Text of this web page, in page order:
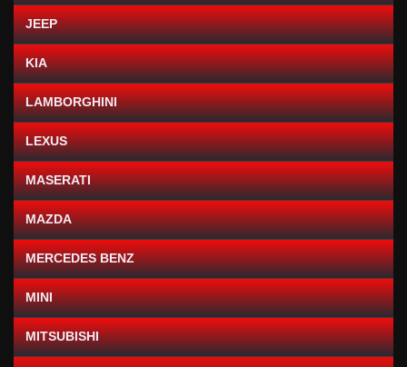
JEEP
KIA
LAMBORGHINI
LEXUS
MASERATI
MAZDA
MERCEDES BENZ
MINI
MITSUBISHI